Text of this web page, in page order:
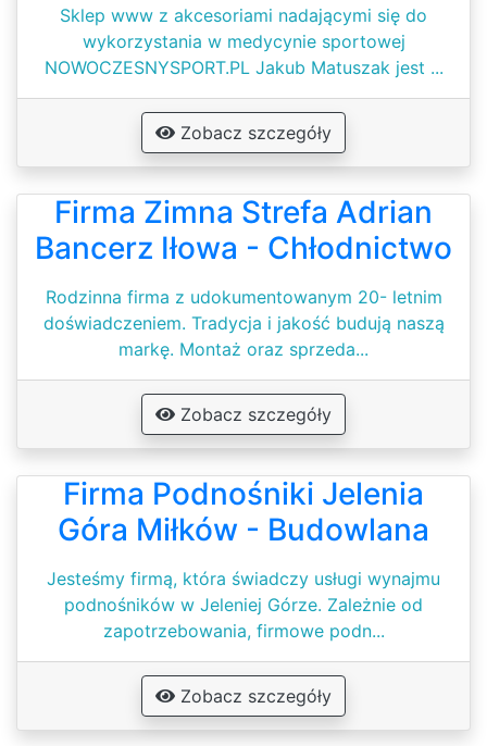
Sklep www z akcesoriami nadającymi się do
wykorzystania w medycynie sportowej
NOWOCZESNYSPORT.PL Jakub Matuszak jest ...
Zobacz szczegóły
Firma Zimna Strefa Adrian
Bancerz Iłowa - Chłodnictwo
Rodzinna firma z udokumentowanym 20- letnim
doświadczeniem. Tradycja i jakość budują naszą
markę. Montaż oraz sprzeda...
Zobacz szczegóły
Firma Podnośniki Jelenia
Góra Miłków - Budowlana
Jesteśmy firmą, która świadczy usługi wynajmu
podnośników w Jeleniej Górze. Zależnie od
zapotrzebowania, firmowe podn...
Zobacz szczegóły